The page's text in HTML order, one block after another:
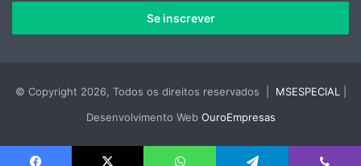
de
© Copyright 2026, Todos os direitos reservados | MSESPECIAL|
Desenvolvimento Web OuroEmpresas